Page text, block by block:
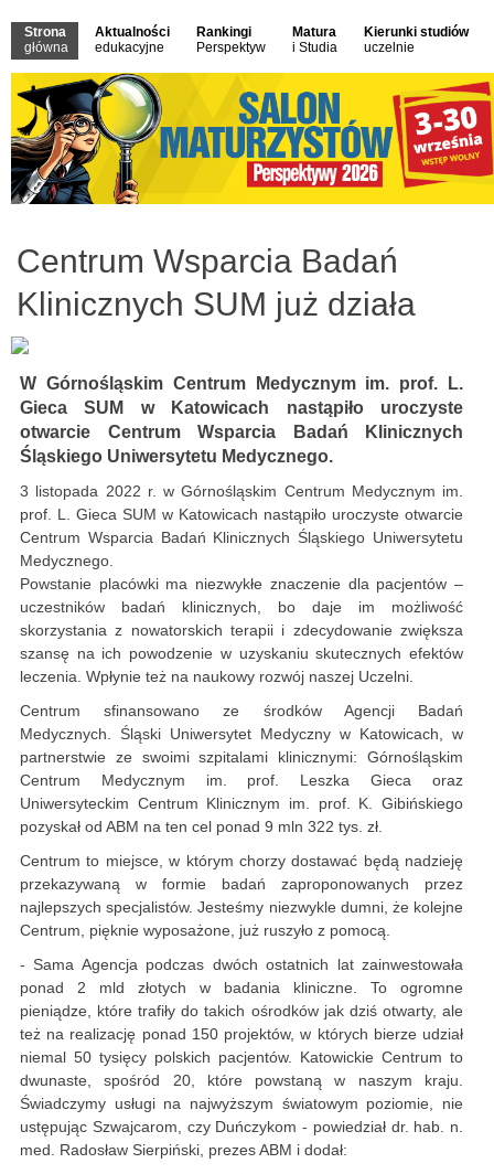
Strona
główna
Aktualności
edukacyjne
Rankingi
Perspektyw
Matura
i Studia
Kierunki studiów
uczelnie
Centrum Wsparcia Badań
Klinicznych SUM już działa
W Górnośląskim Centrum Medycznym im. prof. L.
Gieca SUM w Katowicach nastąpiło uroczyste
otwarcie Centrum Wsparcia Badań Klinicznych
Śląskiego Uniwersytetu Medycznego.
3 listopada 2022 r. w Górnośląskim Centrum Medycznym im.
prof. L. Gieca SUM w Katowicach nastąpiło uroczyste otwarcie
Centrum Wsparcia Badań Klinicznych Śląskiego Uniwersytetu
Medycznego.
Powstanie placówki ma niezwykłe znaczenie dla pacjentów –
uczestników badań klinicznych, bo daje im możliwość
skorzystania z nowatorskich terapii i zdecydowanie zwiększa
szansę na ich powodzenie w uzyskaniu skutecznych efektów
leczenia. Wpłynie też na naukowy rozwój naszej Uczelni.
Centrum sfinansowano ze środków Agencji Badań
Medycznych. Śląski Uniwersytet Medyczny w Katowicach, w
partnerstwie ze swoimi szpitalami klinicznymi: Górnośląskim
Centrum Medycznym im. prof. Leszka Gieca oraz
Uniwersyteckim Centrum Klinicznym im. prof. K. Gibińskiego
pozyskał od ABM na ten cel ponad 9 mln 322 tys. zł.
Centrum to miejsce, w którym chorzy dostawać będą nadzieję
przekazywaną w formie badań zaproponowanych przez
najlepszych specjalistów. Jesteśmy niezwykle dumni, że kolejne
Centrum, pięknie wyposażone, już ruszyło z pomocą.
- Sama Agencja podczas dwóch ostatnich lat zainwestowała
ponad 2 mld złotych w badania kliniczne. To ogromne
pieniądze, które trafiły do takich ośrodków jak dziś otwarty, ale
też na realizację ponad 150 projektów, w których bierze udział
niemal 50 tysięcy polskich pacjentów. Katowickie Centrum to
dwunaste, spośród 20, które powstaną w naszym kraju.
Świadczymy usługi na najwyższym światowym poziomie, nie
ustępując Szwajcarom, czy Duńczykom - powiedział dr. hab. n.
med. Radosław Sierpiński, prezes ABM i dodał: